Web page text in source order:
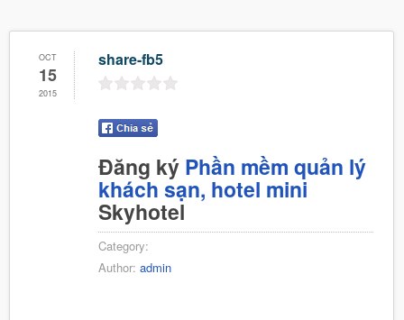
OCT
15
2015
share-fb5
Đăng ký Phần mềm quản lý
khách sạn, hotel mini
Skyhotel
Category:
Author: admin